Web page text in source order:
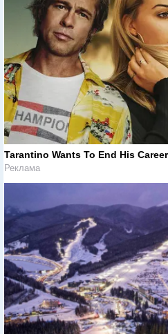
Tarantino Wants To End His
Реклама